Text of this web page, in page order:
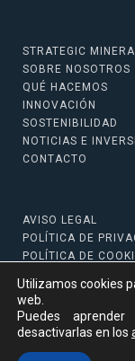
STRATEGIC
SOBRE NOSOTROS
QUÉ HACEMOS
INNOVACIÓN
SOSTENIBILIDAD
NOTICIAS E
CONTACTO
AVISO LEGAL
POLÍTICA DE
POLÍTICA DE
Utilizamos cookies
web.
Puedes
desactivarlas en los